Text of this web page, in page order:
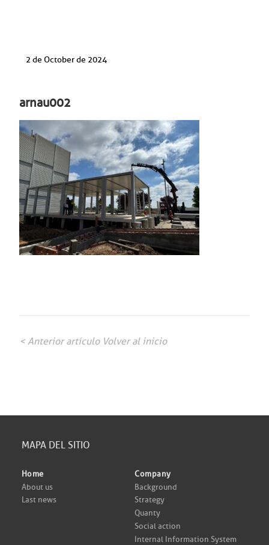
2 de October de 2024
arnau002
< Anterior artículo Volver al inicio
MAPA DEL SITIO
Home
About us
Last news
Company
Background
Strategy
Quanty
Social action
Internal Information System